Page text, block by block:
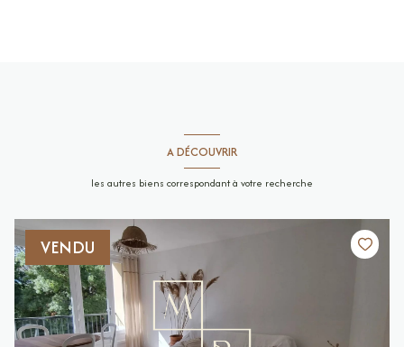
A DÉCOUVRIR
les autres biens correspondant à votre recherche
VENDU